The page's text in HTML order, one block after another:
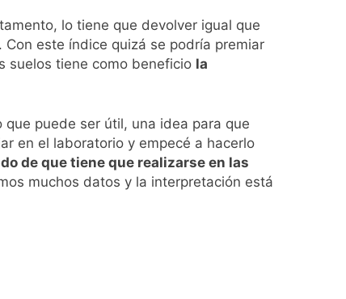
lo tiene que devolver igual que
este índice quizá se podría premiar
suelos tiene como beneficio la
puede ser útil, una idea para que
en el laboratorio y empecé a hacerlo
de que tiene que realizarse en las
muchos datos y la interpretación está